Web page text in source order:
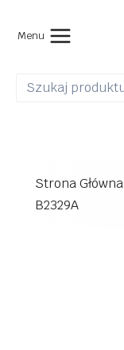
Menu
Strona Główna
B2329A